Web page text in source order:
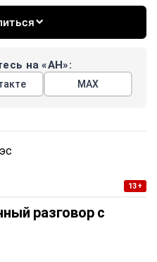
на «АН»:
МАХ
13+
разговор с